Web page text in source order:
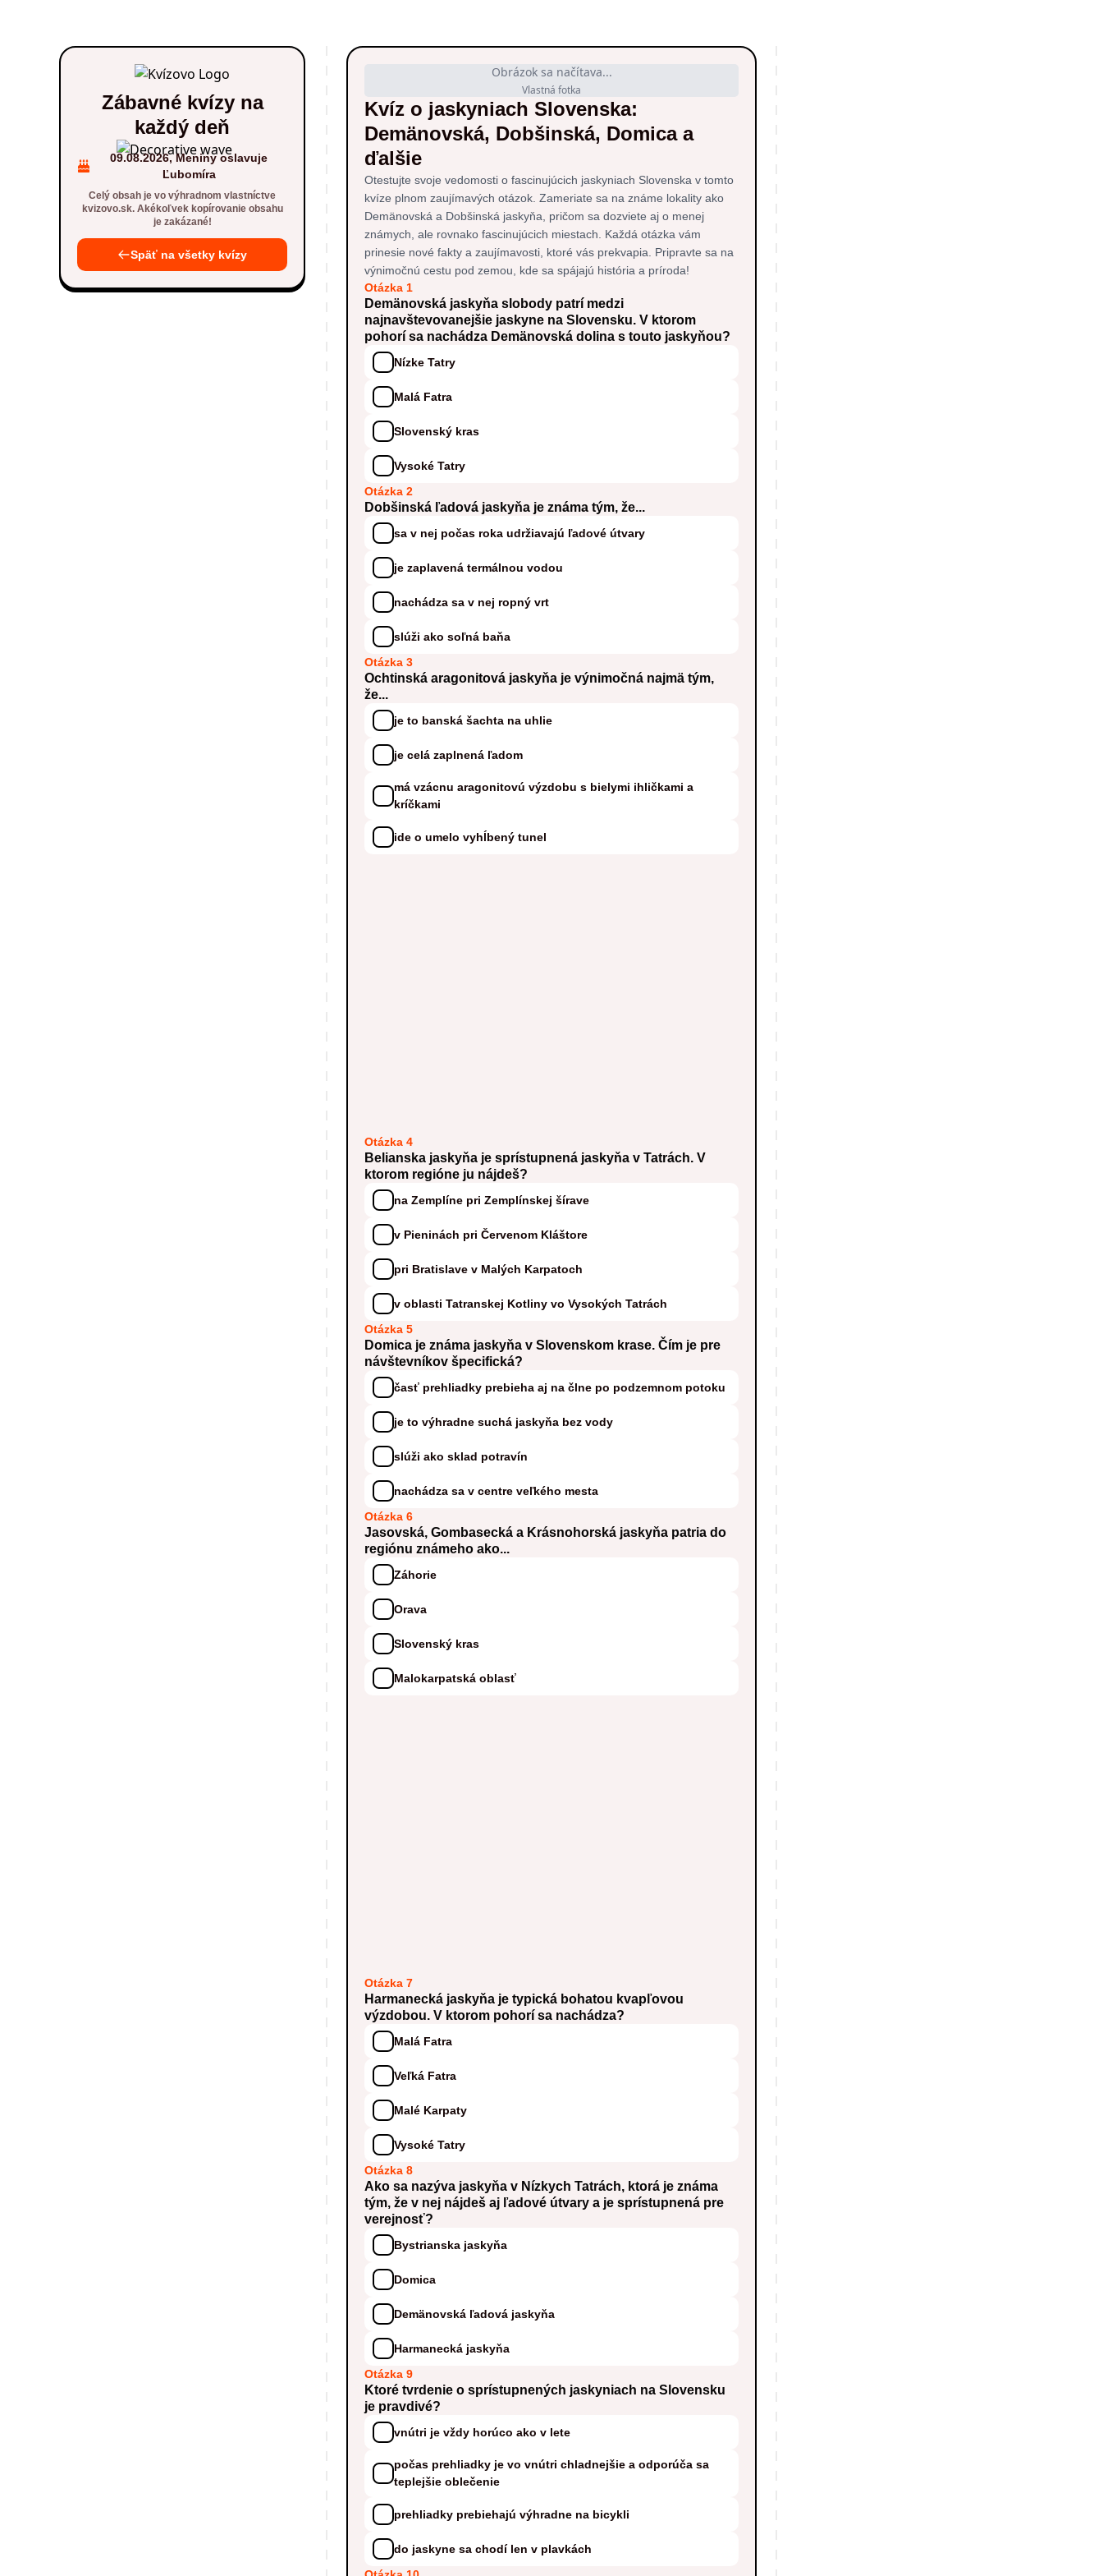
Zábavné kvízy na
každý deň
09.08.2026, Meniny oslavuje
Ľubomíra
Celý obsah je vo výhradnom vlastníctve
kvizovo.sk. Akékoľvek kopírovanie obsahu
je zakázané!
Späť na všetky kvízy
Obrázok sa načítava...
Vlastná fotka
Kvíz o jaskyniach Slovenska:
Demänovská, Dobšinská, Domica a
ďalšie
Otestujte svoje vedomosti o fascinujúcich jaskyniach Slovenska v tomto
kvíze plnom zaujímavých otázok. Zameriate sa na známe lokality ako
Demänovská a Dobšinská jaskyňa, pričom sa dozviete aj o menej
známych, ale rovnako fascinujúcich miestach. Každá otázka vám
prinesie nové fakty a zaujímavosti, ktoré vás prekvapia. Pripravte sa na
výnimočnú cestu pod zemou, kde sa spájajú história a príroda!
Otázka 1
Demänovská jaskyňa slobody patrí medzi
najnavštevovanejšie jaskyne na Slovensku. V ktorom
pohorí sa nachádza Demänovská dolina s touto jaskyňou?
Nízke Tatry
Malá Fatra
Slovenský kras
Vysoké Tatry
Otázka 2
Dobšinská ľadová jaskyňa je známa tým, že...
sa v nej počas roka udržiavajú ľadové útvary
je zaplavená termálnou vodou
nachádza sa v nej ropný vrt
slúži ako soľná baňa
Otázka 3
Ochtinská aragonitová jaskyňa je výnimočná najmä tým,
že...
je to banská šachta na uhlie
je celá zaplnená ľadom
má vzácnu aragonitovú výzdobu s bielymi ihličkami a
kríčkami
ide o umelo vyhĺbený tunel
Otázka 4
Belianska jaskyňa je sprístupnená jaskyňa v Tatrách. V
ktorom regióne ju nájdeš?
na Zemplíne pri Zemplínskej šírave
v Pieninách pri Červenom Kláštore
pri Bratislave v Malých Karpatoch
v oblasti Tatranskej Kotliny vo Vysokých Tatrách
Otázka 5
Domica je známa jaskyňa v Slovenskom krase. Čím je pre
návštevníkov špecifická?
časť prehliadky prebieha aj na člne po podzemnom potoku
je to výhradne suchá jaskyňa bez vody
slúži ako sklad potravín
nachádza sa v centre veľkého mesta
Otázka 6
Jasovská, Gombasecká a Krásnohorská jaskyňa patria do
regiónu známeho ako...
Záhorie
Orava
Slovenský kras
Malokarpatská oblasť
Otázka 7
Harmanecká jaskyňa je typická bohatou kvapľovou
výzdobou. V ktorom pohorí sa nachádza?
Malá Fatra
Veľká Fatra
Malé Karpaty
Vysoké Tatry
Otázka 8
Ako sa nazýva jaskyňa v Nízkych Tatrách, ktorá je známa
tým, že v nej nájdeš aj ľadové útvary a je sprístupnená pre
verejnosť?
Bystrianska jaskyňa
Domica
Demänovská ľadová jaskyňa
Harmanecká jaskyňa
Otázka 9
Ktoré tvrdenie o sprístupnených jaskyniach na Slovensku
je pravdivé?
vnútri je vždy horúco ako v lete
počas prehliadky je vo vnútri chladnejšie a odporúča sa
teplejšie oblečenie
prehliadky prebiehajú výhradne na bicykli
do jaskyne sa chodí len v plavkách